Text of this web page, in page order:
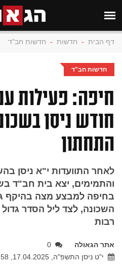
דף הבית - חדשות - חדשות חב"ד
חדשות חב"ד
חיפה: פעילות
חודש ניסן
התחתון
לאחר התוועדות י"א ניסן
והתמימים, יצא בית חב"ד
בחיפה למבצע מצה בהיקף
השכונה, לצד ליל הסדר
רבות
אתר הגאולה
0
י"ט ניסן התשפ"ה, 17.04.2025, 16:58